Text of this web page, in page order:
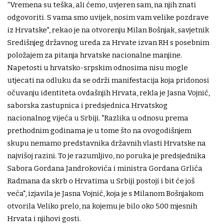
“Vremena su teška, ali ćemo, uvjeren sam, na njih znati
odgovoriti. S vama smo uvijek, nosim vam velike pozdrave
iz Hrvatske", rekao je na otvorenju Milan Bošnjak, savjetnik
Središnjeg državnog ureda za Hrvate izvan RH s posebnim
položajem za pitanja hrvatske nacionalne manjine.
Napetosti u hrvatsko-srpskim odnosima nisu mogle
utjecati na odluku da se održi manifestacija koja pridonosi
očuvanju identiteta ovdašnjih Hrvata, rekla je Jasna Vojnić,
saborska zastupnica i predsjednica Hrvatskog
nacionalnog vijeća u Srbiji. "Razlika u odnosu prema
prethodnim godinama je u tome što na ovogodišnjem
skupu nemamo predstavnika državnih vlasti Hrvatske na
najvišoj razini. To je razumljivo, no poruka je predsjednika
Sabora Gordana Jandrokovića i ministra Gordana Grlića
Radmana da skrb o Hrvatima u Srbiji postoji i bit će još
veća", izjavila je Jasna Vojnić, koja je s Milanom Bošnjakom
otvorila Veliko prelo, na kojemu je bilo oko 500 mjesnih
Hrvata i njihovi gosti.